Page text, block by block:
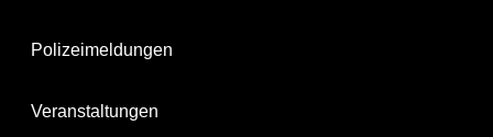
Polizeimeldungen
Veranstaltungen